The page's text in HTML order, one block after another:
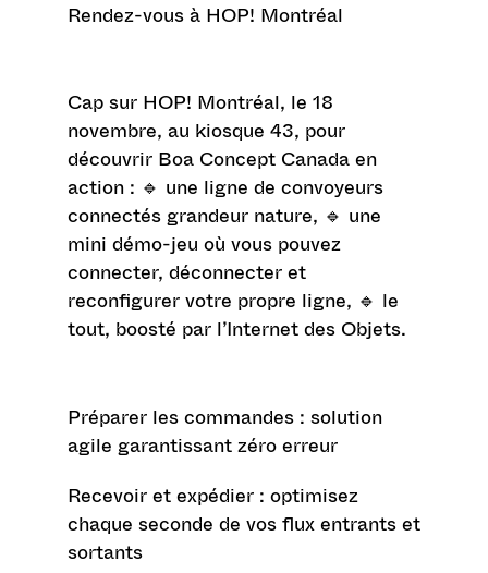
Rendez-vous à HOP! Montréal
Cap sur HOP! Montréal, le 18
novembre, au kiosque 43, pour
découvrir Boa Concept Canada en
action : 🔹 une ligne de convoyeurs
connectés grandeur nature, 🔹 une
mini démo-jeu où vous pouvez
connecter, déconnecter et
reconfigurer votre propre ligne, 🔹 le
tout, boosté par l’Internet des Objets.
Préparer les commandes: solution
agile garantissant zéro erreur
Recevoir et expédier: optimisez
chaque seconde de vos flux entrants et
sortants